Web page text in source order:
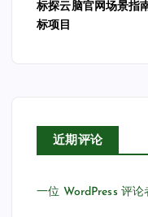
标探云脑官网场景指
标项目
近期评论
一位 WordPress 评论